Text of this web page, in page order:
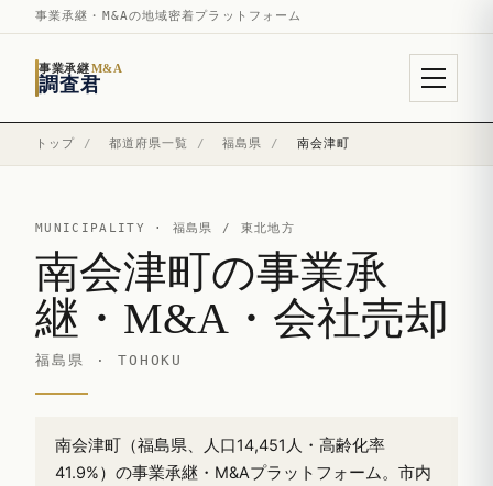
事業承継・M&Aの地域密着プラットフォーム
事業承継M&A
調査君
トップ / 都道府県一覧 / 福島県 / 南会津町
MUNICIPALITY · 福島県 / 東北地方
南会津町の事業承
継・M&A・会社売却
福島県 · TOHOKU
南会津町（福島県、人口14,451人・高齢化率
41.9%）の事業承継・M&Aプラットフォーム。市内